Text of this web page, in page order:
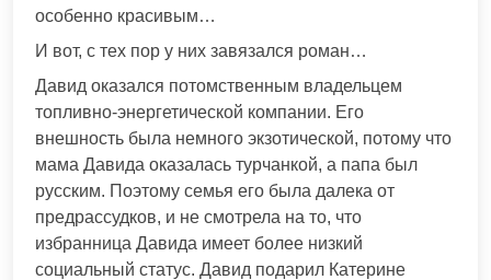
особенно красивым…
И вот, с тех пор у них завязался роман…
Давид оказался потомственным владельцем
топливно-энергетической компании. Его
внешность была немного экзотической, потому что
мама Давида оказалась турчанкой, а папа был
русским. Поэтому семья его была далека от
предрассудков, и не смотрела на то, что
избранница Давида имеет более низкий
социальный статус. Давид подарил Катерине